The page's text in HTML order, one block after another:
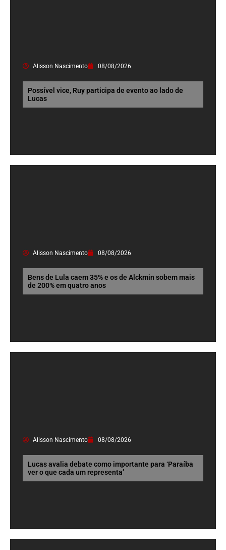
Alisson Nascimento 08/08/2026
Possível vice, Ruy participa de evento ao lado de
Lucas
Alisson Nascimento 08/08/2026
Bens de Lula caem 35% e os de Alckmin sobem mais
de 200% em quatro anos
Alisson Nascimento 08/08/2026
Lucas avalia debate como importante para ‘Paraíba
ver o que cada um representa’